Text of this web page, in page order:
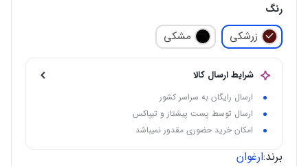
رنگ
زرشکی مشکی
شرایط ارسال کالا
ارسال رایگان به سراسر کشور
ارسال توسط پست پیشتاز و تیپاکس
امکان خرید حضوری مقدور نمیباشد
برند:ارغوان